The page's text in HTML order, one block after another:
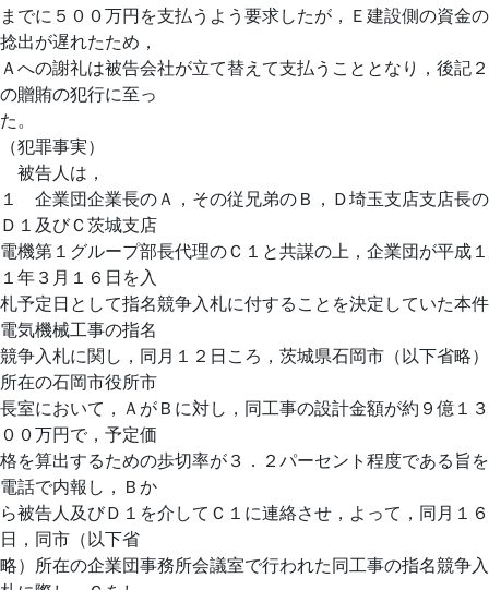
までに５００万円を支払うよう要求したが，Ｅ建設側の資金の
捻出が遅れたため，
Ａへの謝礼は被告会社が立て替えて支払うこととなり，後記２
の贈賄の犯行に至っ
た。
（犯罪事実）
被告人は，
１ 企業団企業長のＡ，その従兄弟のＢ，Ｄ埼玉支店支店長の
Ｄ１及びＣ茨城支店
電機第１グループ部長代理のＣ１と共謀の上，企業団が平成１
１年３月１６日を入
札予定日として指名競争入札に付することを決定していた本件
電気機械工事の指名
競争入札に関し，同月１２日ころ，茨城県石岡市（以下省略）
所在の石岡市役所市
長室において，ＡがＢに対し，同工事の設計金額が約９億１３
００万円で，予定価
格を算出するための歩切率が３．２パーセント程度である旨を
電話で内報し，Ｂか
ら被告人及びＤ１を介してＣ１に連絡させ，よって，同月１６
日，同市（以下省
略）所在の企業団事務所会議室で行われた同工事の指名競争入